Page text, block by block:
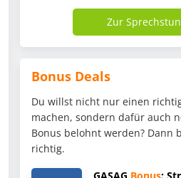
Zur
Bonus Deals
Du willst nicht nur einen
machen, sondern dafür auch
Bonus belohnt werden? Dann
richtig.